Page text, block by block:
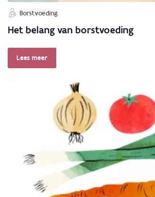
Borstvoeding
Het belang van borstvoeding
Lees meer